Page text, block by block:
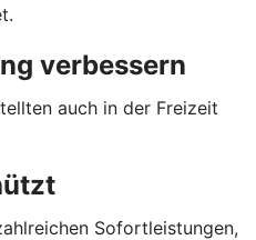
verbessern
auch in der Freizeit
Sofortleistungen,